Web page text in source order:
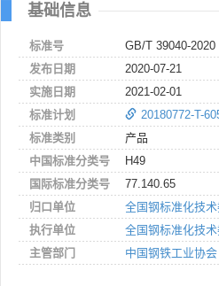
基础信息
标准号
GB/T 39040-2020
发布日期
2020-07-21
实施日期
2021-02-01
标准计划
20180772-T-
标准类别
产品
中国标准分类号
H49
国际标准分类号
77.140.65
归口单位
全国钢标准化技
执行单位
全国钢标准化技
主管部门
中国钢铁工业协会